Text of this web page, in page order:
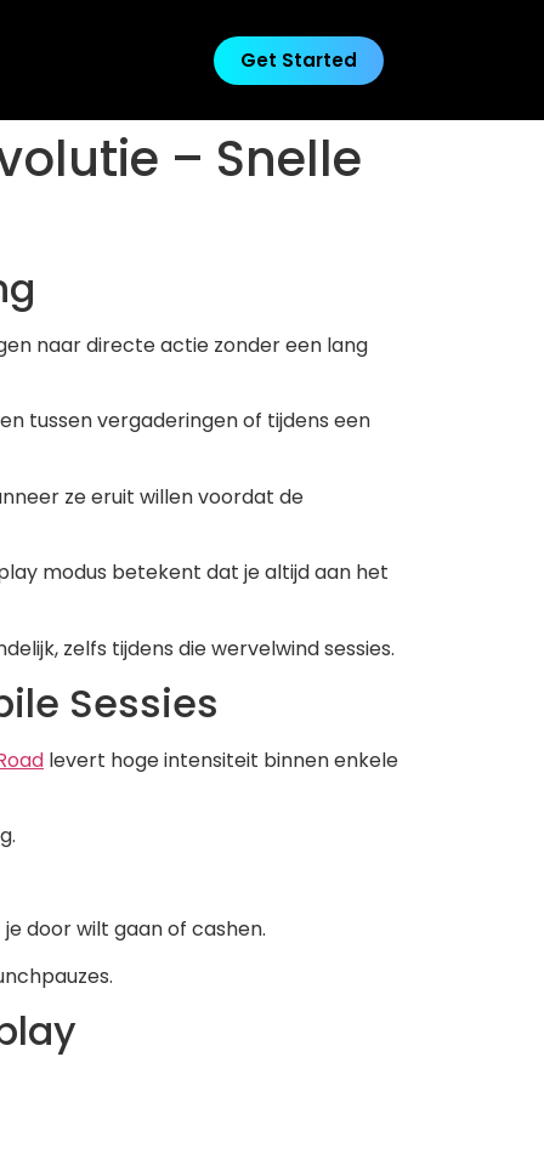
Get Started
– Snelle
naar directe actie zonder een lang
tussen vergaderingen of tijdens een
ze eruit willen voordat de
modus betekent dat je altijd aan het
zelfs tijdens die wervelwind sessies.
Sessies
levert hoge intensiteit binnen enkele
door wilt gaan of cashen.